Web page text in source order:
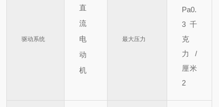
驱动系统
直
流
电
动
机
最大压力
Pa0.
3 千
克
力/
厘米
2